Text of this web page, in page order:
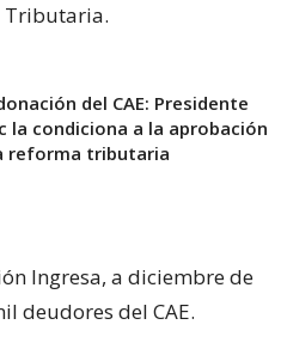
Tributaria.
del CAE: Presidente
la condiciona a la aprobación
reforma tributaria
Ingresa, a diciembre de
deudores del CAE.